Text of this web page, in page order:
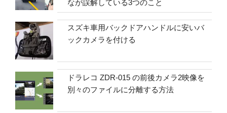
なが誤解している3つのこと
スズキ車用バックドアハンドルに安いバ
ックカメラを付ける
ドラレコ ZDR-015 の前後カメラ2映像を
別々のファイルに分離する方法